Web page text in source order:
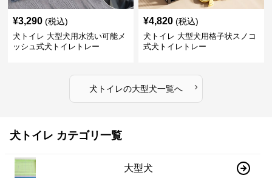
¥3,290 (税込)
犬トイレ 大型犬用水洗い可能メ
ッシュ式犬トイレトレー
¥4,820 (税込)
犬トイレ 大型犬用格子状スノコ
式犬トイレトレー
犬トイレの大型犬一覧へ ›
犬トイレ カテゴリ一覧
大型犬